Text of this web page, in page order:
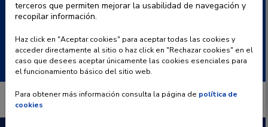
BLOG | CONTACTO
Buscar:
terceros que permiten mejorar la usabilidad de navegación y
recopilar información.
Haz click en "Aceptar cookies" para aceptar todas las cookies y
acceder directamente al sitio o haz click en "Rechazar cookies" en el
caso que desees aceptar únicamente las cookies esenciales para
el funcionamiento básico del sitio web.
Para obtener más información consulta la página de política de
cookies